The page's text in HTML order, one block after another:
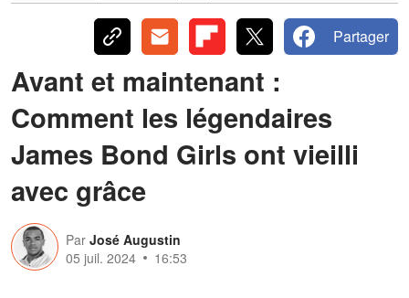
Partager
Avant et maintenant :
Comment les légendaires
James Bond Girls ont vieilli
avec grâce
Par José Augustin
05 juil. 2024
16:53